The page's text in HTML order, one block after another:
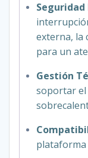
externa, la
para un
Gestión
soportar el
plataforma